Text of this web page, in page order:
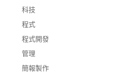
科技
程式
程式開發
管理
簡報製作